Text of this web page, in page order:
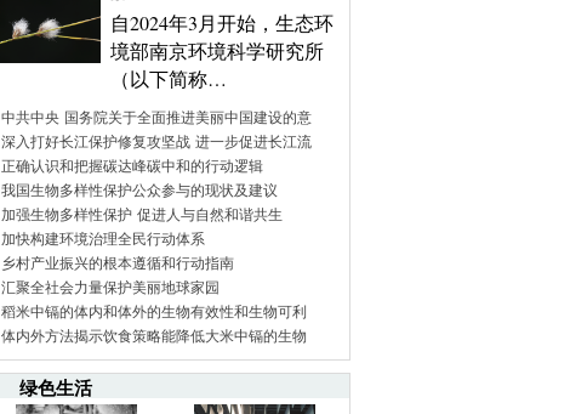
自2024年3月开始，生态环
境部南京环境科学研究所
（以下简称…
中共中央 国务院关于全面推进美丽中国建设的意
深入打好长江保护修复攻坚战 进一步促进长江流
正确认识和把握碳达峰碳中和的行动逻辑
我国生物多样性保护公众参与的现状及建议
加强生物多样性保护 促进人与自然和谐共生
加快构建环境治理全民行动体系
乡村产业振兴的根本遵循和行动指南
汇聚全社会力量保护美丽地球家园
稻米中镉的体内和体外的生物有效性和生物可利
体内外方法揭示饮食策略能降低大米中镉的生物
绿色生活